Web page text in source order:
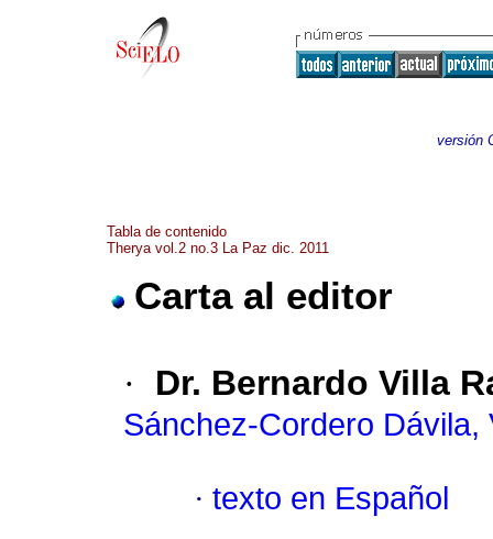
versión
Tabla de contenido
Therya vol.2 no.3 La Paz dic. 2011
Carta al editor
· Dr. Bernardo Villa
Sánchez-Cordero Dávila,
· texto en Español